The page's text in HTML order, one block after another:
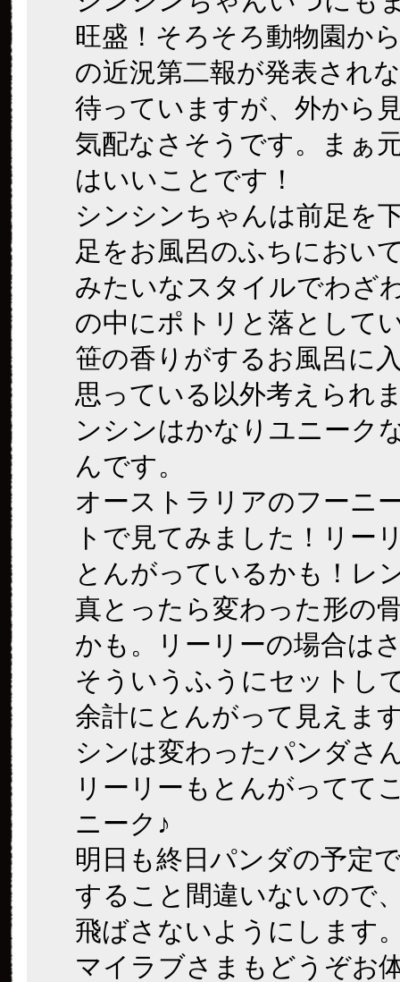
旺盛！そろそろ動物園か
の近況第二報が発表され
待っていますが、外から
気配なさそうです。まぁ
はいいことです！
シンシンちゃんは前足を
足をお風呂のふちにおい
みたいなスタイルでわざ
の中にポトリと落として
笹の香りがするお風呂に
思っている以外考えられ
ンシンはかなりユニーク
んです。
オーストラリアのフーニ
トで見てみました！リー
とんがっているかも！レ
真とったら変わった形の
かも。リーリーの場合は
そういうふうにセットし
余計にとんがって見えま
シンは変わったパンダさ
リーリーもとんがってて
ニーク♪
明日も終日パンダの予定
すること間違いないので
飛ばさないようにします
マイラブさまもどうぞお